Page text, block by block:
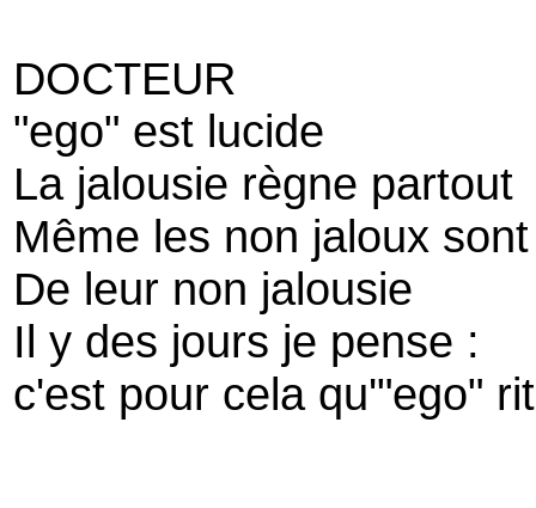
DOCTEUR
"ego" est lucide
La jalousie règne partout
Même les non jaloux
De leur non jalousie
Il y des jours je pense :
c'est pour cela qu'"ego"